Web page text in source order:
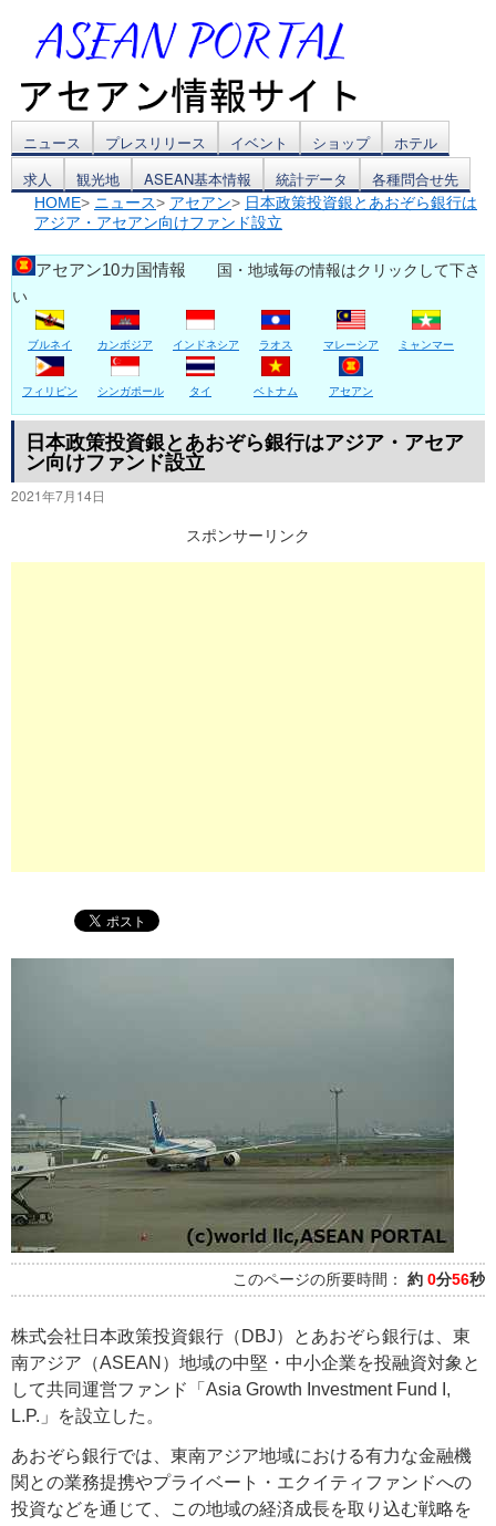
コ
ン
テ
ン
ツ
へ
ス
キ
ッ
ニュース プレスリリース イベント ショップ
ホテル
求人
観光地 ASEAN基本情報 統計データ 各種問合せ先
HOME> ニュース> アセアン> 日本政策投資銀とあおぞら銀行は
アジア・アセアン向けファンド設立
アセアン10カ国情報 国・地域毎の情報はクリックして下さ
い
ブルネイ カンボジア インドネシア ラオス マレーシア ミャンマー
フィリピン シンガポール タイ ベトナム アセアン
日本政策投資銀とあおぞら銀行はアジア・アセア
ン向けファンド設立
2021年7月14日
スポンサーリンク
このページの所要時間： 約 0分56秒
株式会社日本政策投資銀行（DBJ）とあおぞら銀行は、東
南アジア（ASEAN）地域の中堅・中小企業を投融資対象と
して共同運営ファンド「Asia Growth Investment Fund I,
L.P.」を設立した。
あおぞら銀行では、東南アジア地域における有力な金融機
関との業務提携やプライベート・エクイティファンドへの
投資などを通じて、この地域の経済成長を取り込む戦略を